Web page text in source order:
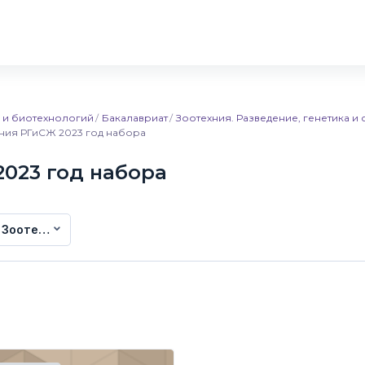
и биотехнологий Бакалавриат
Зоотехния. Разведение, генетика и
РГиСЖ 2023 год набора
год набора
РГиСЖ 2023 год набора